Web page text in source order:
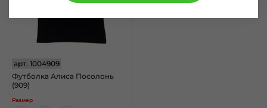
арт. 1004909
Футболка Алиса Посолонь
(909)
Размер